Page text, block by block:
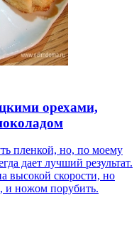
орехами,
пленкой, но, по моему
дает лучший результат.
высокой скорости, но
и ножом порубить.